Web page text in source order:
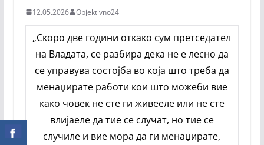
12.05.2026 Objektivno24
„Скоро две години откако сум претседател
на Владата, се разбира дека не е лесно да
се управува состојба во која што треба да
менаџирате работи кои што можеби вие
како човек не сте ги живееле или не сте
влијаеле да тие се случат, но тие се
случиле и вие мора да ги менаџирате,